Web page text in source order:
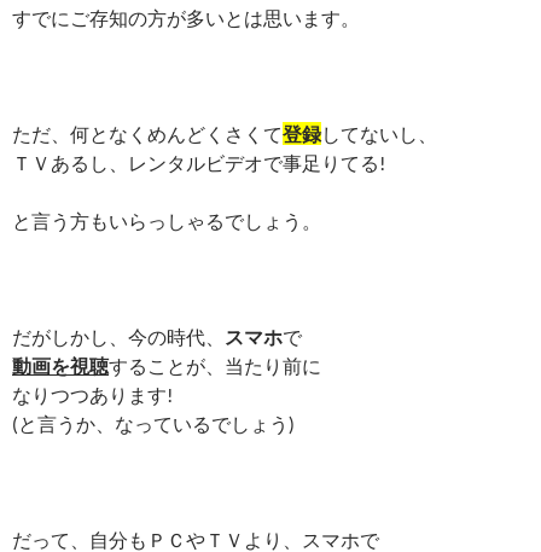
すでにご存知の方が多いとは思います。
ただ、何となくめんどくさくて登録してないし、
ＴＶあるし、レンタルビデオで事足りてる!
と言う方もいらっしゃるでしょう。
だがしかし、今の時代、 スマホで
動画を視聴することが、当たり前に
なりつつあります!
(と言うか、なっているでしょう)
だって、自分もＰＣやＴＶより、スマホで